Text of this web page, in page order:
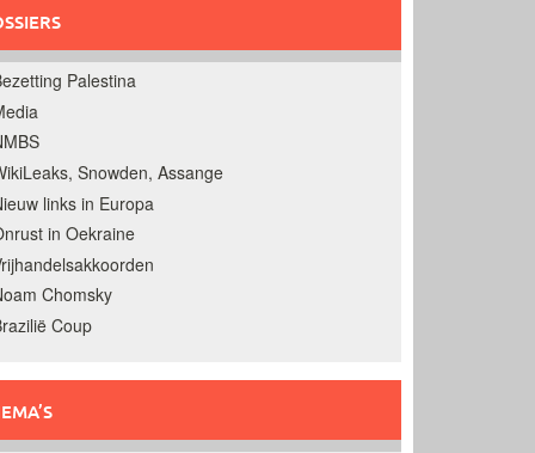
Palestina
Snowden, Assange
links in Europa
in Oekraine
Chomsky
Coup